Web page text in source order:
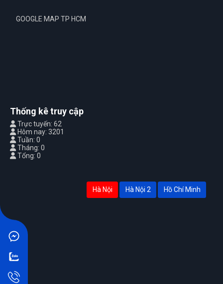
GOOGLE MAP TP HCM
Thống kê truy cập
Trực tuyến: 62
Hôm nay: 3201
Tuần: 0
Tháng: 0
Tổng: 0
Hà Nội Hà Nội 2 Hồ Chí Minh